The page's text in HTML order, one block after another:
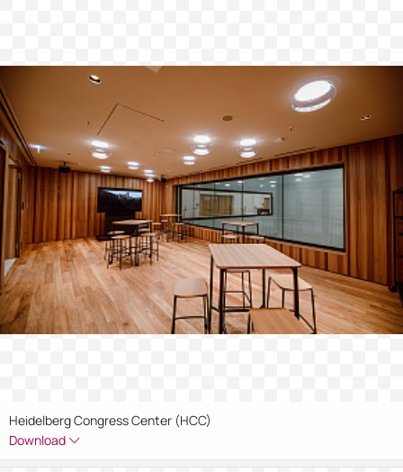
Heidelberg Congress Center (HCC)
Download